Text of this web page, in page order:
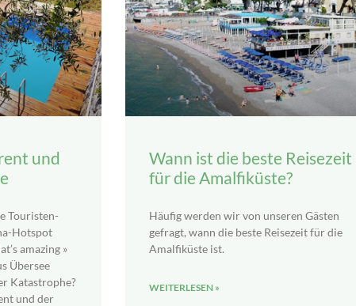
und
Touristen-
Hotspot
amazing »
Übersee
Katastrophe?
und der
Wann ist die beste Reisezeit
für die Amalfiküste?
Häufig werden wir von unseren Gästen
gefragt, wann die beste Reisezeit für die
Amalfiküste ist.
WEITERLESEN »